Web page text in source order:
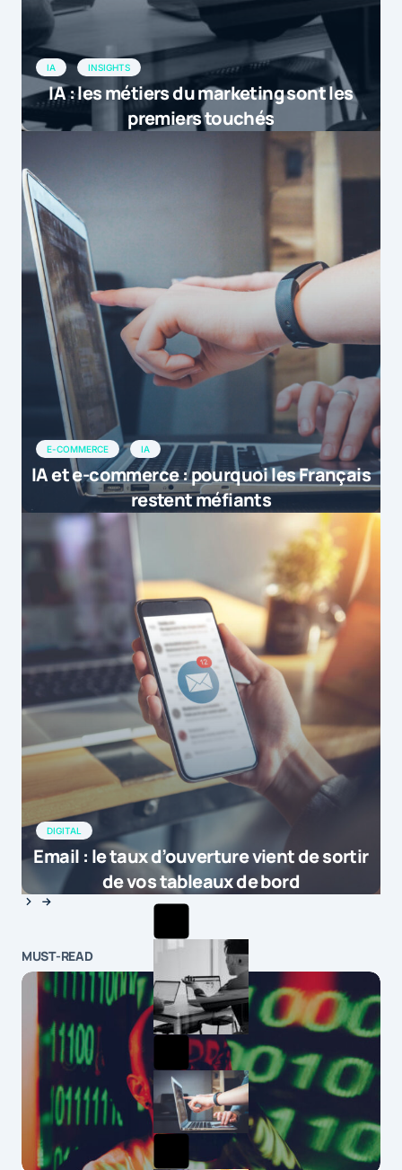
IA INSIGHTS
IA : les métiers du marketing sont les
premiers touchés
E-COMMERCE IA
IA et e-commerce : pourquoi les Français
restent méfiants
DIGITAL
Email : le taux d’ouverture vient de sortir
de vos tableaux de bord
MUST-READ